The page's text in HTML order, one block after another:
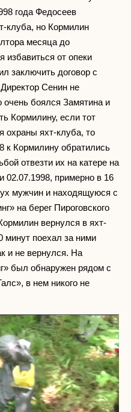
года Федосеев
клуба, но Кормилин
месяца до
избавиться от опеки
заключить договор с
Сенин не
очень боялся Замятина и
Кормилину, если тот
охраны яхт-клуба, то
к Кормилину обратились
отвезти их на катере на
02.07.1998, примерно в 16
мужчин и находящуюся с
на берег Пироговского
вернулся в яхт-
минут поехал за ними
и не вернулся. На
был обнаружен рядом с
в нем никого не